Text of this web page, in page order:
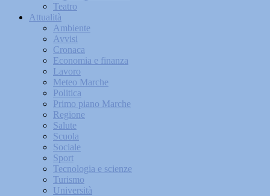
Teatro
Attualità
Ambiente
Avvisi
Cronaca
Economia e finanza
Lavoro
Meteo Marche
Politica
Primo piano Marche
Regione
Salute
Scuola
Sociale
Sport
Tecnologia e scienze
Turismo
Università